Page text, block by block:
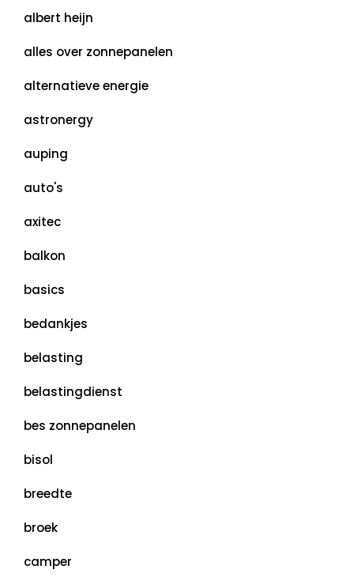
albert heijn
alles over zonnepanelen
alternatieve energie
astronergy
auping
auto's
axitec
balkon
basics
bedankjes
belasting
belastingdienst
bes zonnepanelen
bisol
breedte
broek
camper